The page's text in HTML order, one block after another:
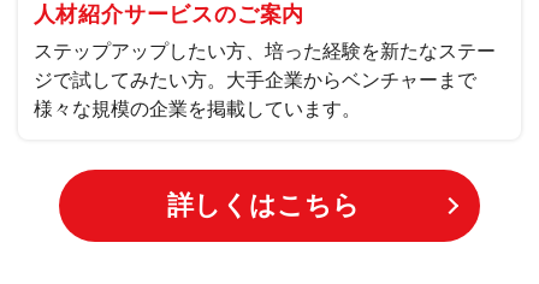
人材紹介サービスのご案内
ステップアップしたい方、培った経験を新たなステー
ジで試してみたい方。大手企業からベンチャーまで
様々な規模の企業を掲載しています。
詳しくはこちら